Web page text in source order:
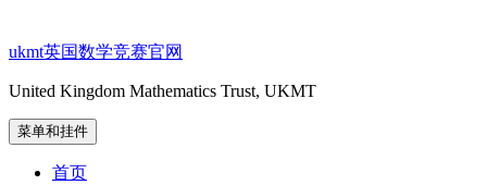
ukmt英国数学竞赛官网
United Kingdom Mathematics Trust, UKMT
菜单和挂件
首页